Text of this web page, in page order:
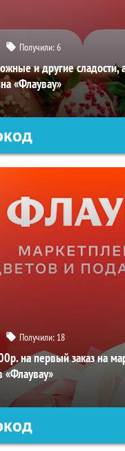
Получили:6
и другие сладости,
«Флаувау»
Получили: 18
на первый заказ на
«Флаувау»